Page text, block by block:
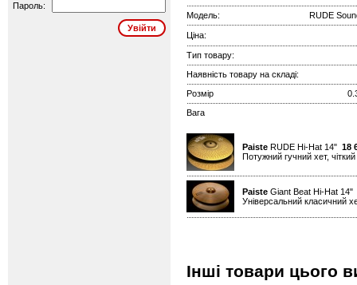
Пароль:
Модель: RUDE
Ціна:
Тип товару:
Наявність товару на складі:
Розмір
Вага
Paiste RUDE Hi-Hat 14" 18
Потужний гучний хет,
Paiste Giant Beat Hi-Hat 14"
Універсальний класичний
Інші товари цього